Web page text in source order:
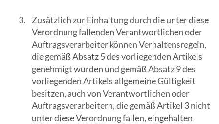
Zusätzlich zur Einhaltung durch die unter diese
Verordnung fallenden Verantwortlichen oder
Auftragsverarbeiter können Verhaltensregeln,
die gemäß Absatz 5 des vorliegenden Artikels
genehmigt wurden und gemäß Absatz 9 des
vorliegenden Artikels allgemeine Gültigkeit
besitzen, auch von Verantwortlichen oder
Auftragsverarbeitern, die gemäß Artikel 3 nicht
unter diese Verordnung fallen, eingehalten